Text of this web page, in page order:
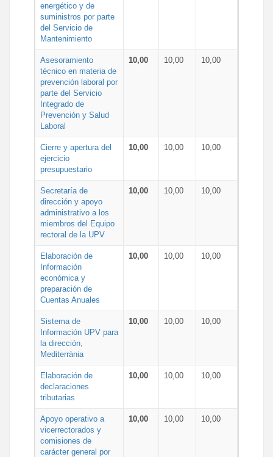
energético y de
suministros por parte
del Servicio de
Mantenimiento
Asesoramiento
técnico en materia de
prevención laboral por
parte del Servicio
Integrado de
Prevención y Salud
Laboral
10,00 10,00 10,00
Cierre y apertura del
ejercicio
presupuestario
10,00 10,00 10,00
Secretaría de
dirección y apoyo
administrativo a los
miembros del Equipo
rectoral de la UPV
10,00 10,00 10,00
Elaboración de
Información
económica y
preparación de
Cuentas Anuales
10,00 10,00 10,00
Sistema de
Información UPV para
la dirección,
Mediterrània
10,00 10,00 10,00
Elaboración de
declaraciones
tributarias
10,00 10,00 10,00
Apoyo operativo a
vicerrectorados y
comisiones de
carácter general por
10,00 10,00 10,00